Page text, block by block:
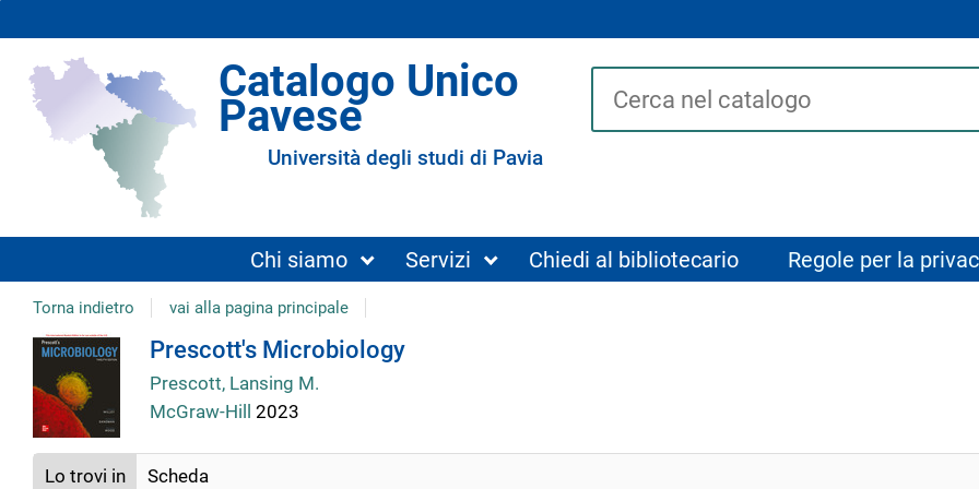
Catalogo Unico
Pavese
Università degli studi di Pavia
Cerca su "Catalogo"
Chi siamo Servizi Chiedi al bibliotecario Regole per la
Torna indietro vai alla pagina principale
Dettaglio
del
documento
Prescott's Microbiology
Prescott, Lansing M.
McGraw-Hill 2023
Lo trovi in Scheda